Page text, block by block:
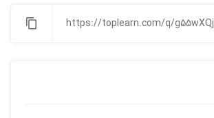
https://toplearn.com/q/g55wXQj